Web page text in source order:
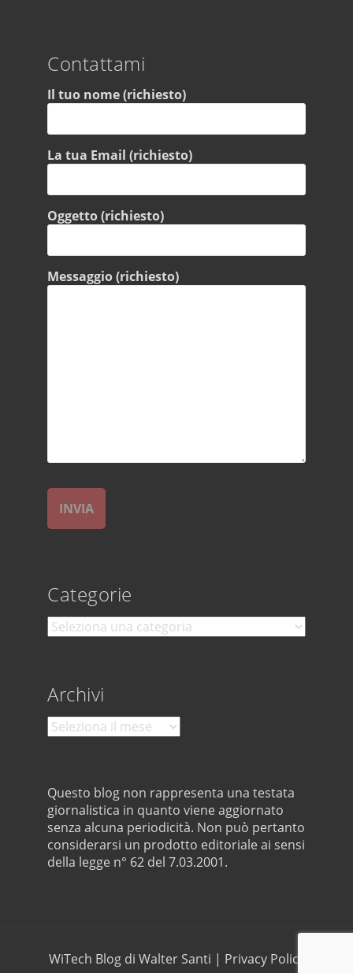
Contattami
Il tuo nome (richiesto)
La tua Email (richiesto)
Oggetto (richiesto)
Messaggio (richiesto)
Categorie
Categorie
Archivi
Archivi
Questo blog non rappresenta una testata
giornalistica in quanto viene aggiornato
senza alcuna periodicità. Non può pertanto
considerarsi un prodotto editoriale ai sensi
della legge n° 62 del 7.03.2001.
WiTech Blog di Walter Santi | Privacy Policy